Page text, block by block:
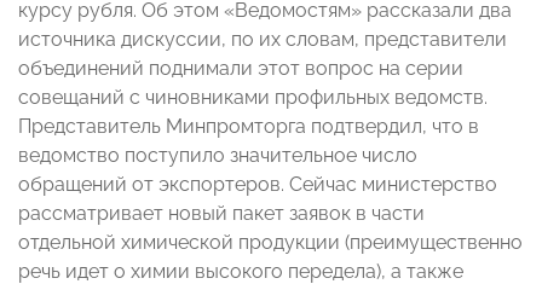
курсу рубля. Об этом «Ведомостям» рассказали два
источника дискуссии, по их словам, представители
объединений поднимали этот вопрос на серии
совещаний с чиновниками профильных ведомств.
Представитель Минпромторга подтвердил, что в
ведомство поступило значительное число
обращений от экспортеров. Сейчас министерство
рассматривает новый пакет заявок в части
отдельной химической продукции (преимущественно
речь идет о химии высокого передела), а также